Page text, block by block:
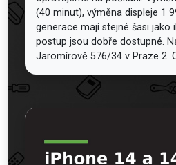
(40 minut), výměna displeje 1
generace mají stejné šasi jako
postup jsou dobře dostupné.
Jaromírově 576/34 v Praze 2.